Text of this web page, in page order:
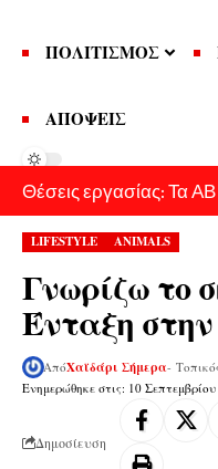
ΠΟΛΙΤΙΣΜΟΣ
ΑΠΟΨΕΙΣ
Θέσεις εργασίας: Τα
LIFESTYLE ANIMALS
Γνωρίζω το
Ένταξη
Ενημερώθηκε στις: 10
ΑπόΧαϊδάρι Σήμερα-
Δημοσίευση